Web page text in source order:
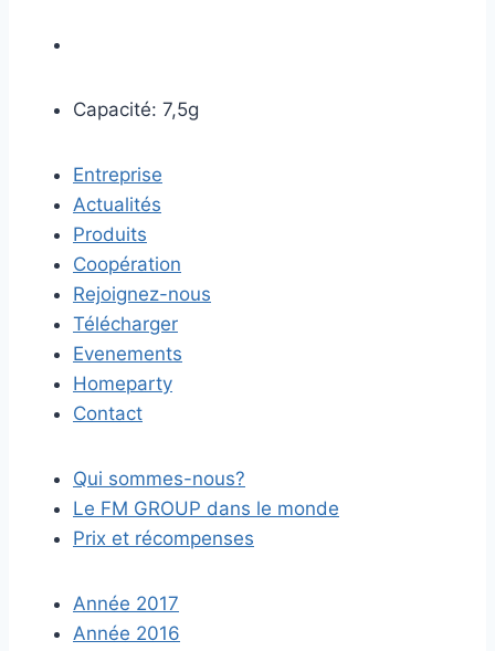
Capacité: 7,5g
Entreprise
Actualités
Produits
Coopération
Rejoignez-nous
Télécharger
Evenements
Homeparty
Contact
Qui sommes-nous?
Le FM GROUP dans le monde
Prix et récompenses
Année 2017
Année 2016